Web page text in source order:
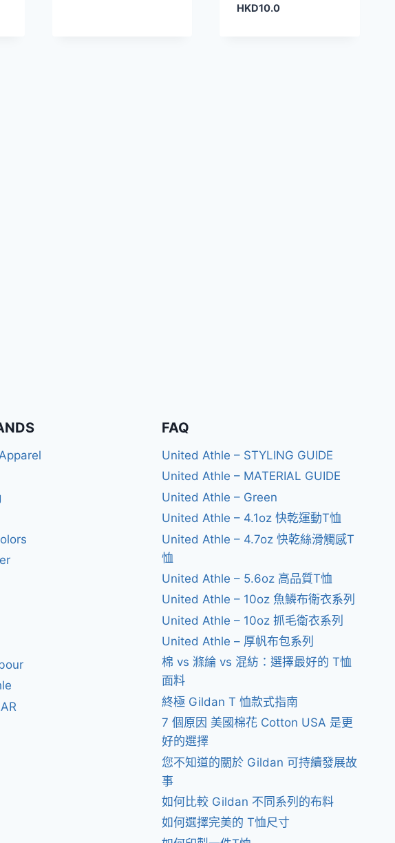
始
HKD10.0目
FAQ
United Athle – STYLING GUIDE
United Athle – MATERIAL GUIDE
United Athle – Green
United Athle – 4.1oz 快乾運動T恤
United Athle – 4.7oz 快乾絲滑觸感T
恤
United Athle – 5.6oz 高品質T恤
United Athle – 10oz 魚鱗布衛衣系列
United Athle – 10oz 抓毛衛衣系列
United Athle – 厚帆布包系列
棉 vs 滌綸 vs 混紡：選擇最好的 T恤
面料
終極 Gildan T 恤款式指南
7 個原因 美國棉花 Cotton USA 是更
好的選擇
您不知道的關於 Gildan 可持續發展故
事
如何比較 Gildan 不同系列的布料
如何選擇完美的 T恤尺寸